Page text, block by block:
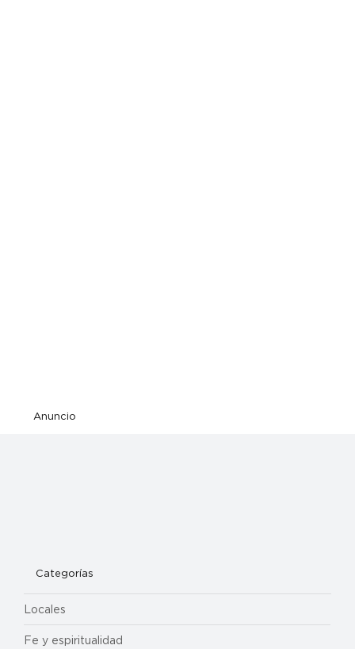
Anuncio
Categorías
Locales
Fe y espiritualidad